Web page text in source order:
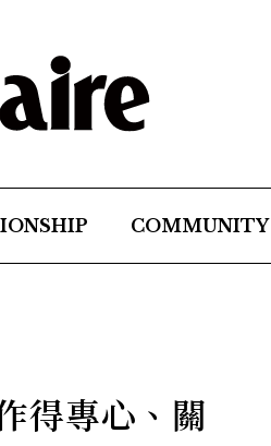
COMMUNITY
得專心、關